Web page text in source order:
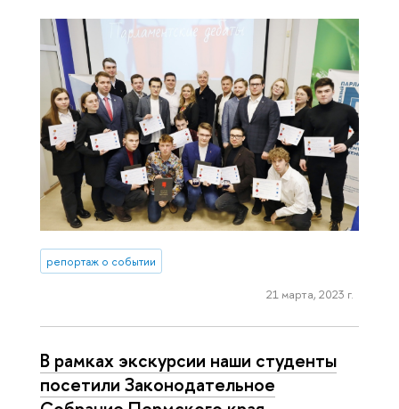
репортаж о событии
21 марта, 2023 г.
В рамках экскурсии наши студенты
посетили Законодательное